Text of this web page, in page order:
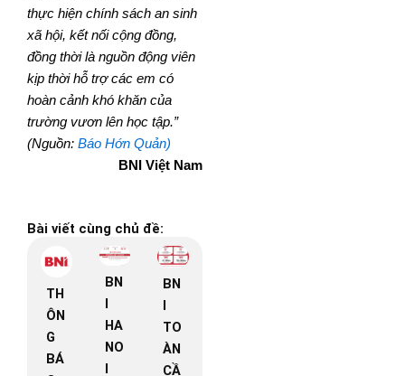
thực hiện chính sách an sinh
xã hội, kết nối cộng đồng,
đồng thời là nguồn động viên
kịp thời hỗ trợ các em có
hoàn cảnh khó khăn của
trường vươn lên học tập.”
(Nguồn: Báo Hớn Quản)
BNI Việt Nam
Bài viết cùng chủ đề:
TH
ÔN
G
BÁ
BN
I
HA
NO
I
BN
I
TO
ÀN
CẦ